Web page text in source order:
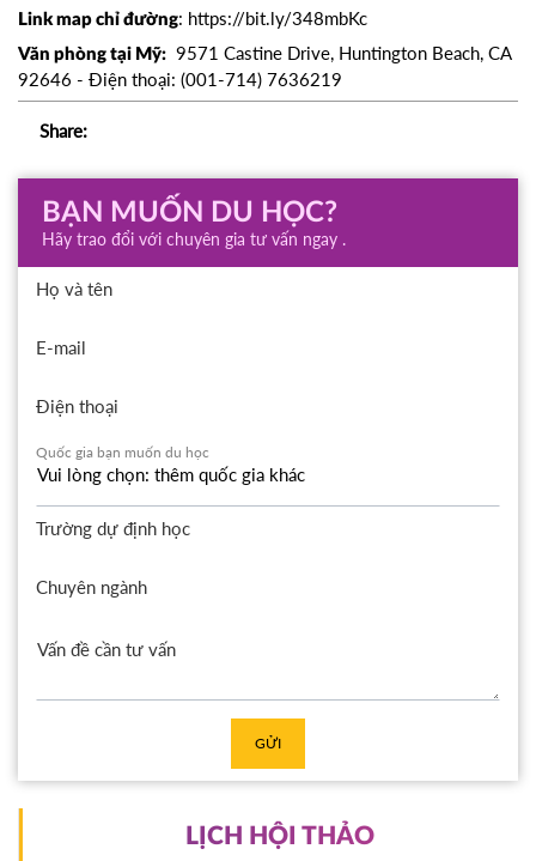
Link map chỉ đường: https://bit.ly/348mbKc
Văn phòng tại Mỹ: 9571 Castine Drive, Huntington Beach, CA
92646 - Điện thoại: (001-714) 7636219
Share:
BẠN MUỐN DU HỌC?
Hãy trao đổi với chuyên gia tư vấn ngay .
Họ và tên
E-mail
Điện thoại
Quốc gia bạn muốn du học
Trường dự định học
Chuyên ngành
GỬI
LỊCH HỘI THẢO